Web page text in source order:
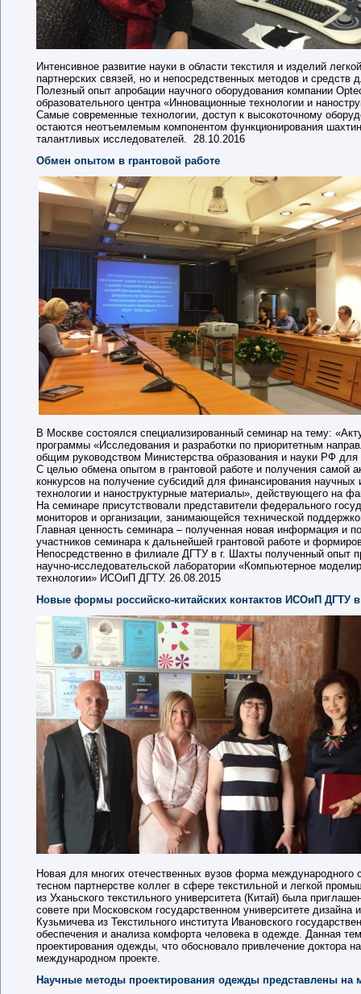
Интенсивное развитие науки в области текстиля и изделий
партнерских связей, но и непосредственных методов и
Полезный опыт апробации научного оборудования компании
образовательного центра «Инновационные технологии и
Самые современные технологии, доступ к высокоточному
остаются неотъемлемым компонентом функционирования
талантливых исследователей. 28.10.2016
Обмен опытом в грантовой работе
В Москве состоялся специализированный семинар на тему:
программы «Исследования и разработки по приоритетным
общим руководством Министерства образования и науки РФ
С целью обмена опытом в грантовой работе и получения самой
конкурсов на получение субсидий для финансирования
технологии и наноструктурные материалы», действующего на
На семинаре присутствовали представители федерального
мониторов и организации, занимающейся технической
Главная ценность семинара – полученная новая информация и
участников семинара к дальнейшей грантовой работе и
Непосредственно в филиале ДГТУ в г. Шахты полученный опыт
научно-исследовательской лаборатории «Компьютерное
технологии» ИСОиП ДГТУ. 26.08.2015
Новые формы российско-китайских контактов ИСОиП ДГТУ
Новая для многих отечественных вузов форма
тесном партнерстве коллег в сфере текстильной и легкой
из Уханьского текстильного университета (Китай) была
совете при Московском государственном университете
Кузьмичева из Текстильного института Ивановского
обеспечения и анализа комфорта человека в одежде. Данная
проектирования одежды, что обосновало привлечение доктора
международном проекте.
Научные методы проектирования одежды представлены на